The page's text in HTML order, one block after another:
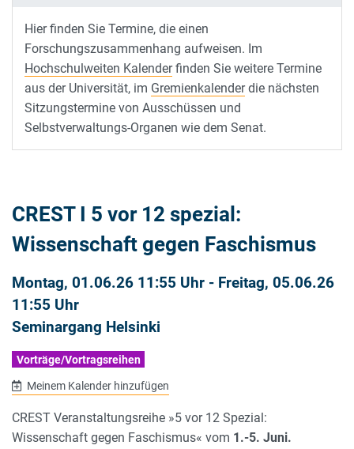
Hier finden Sie Termine, die einen
Forschungszusammenhang aufweisen. Im
Hochschulweiten Kalenderfinden Sie weitere Termine
aus der Universität, im Gremienkalenderdie nächsten
Sitzungstermine von Ausschüssen und
Selbstverwaltungs-Organen wie dem Senat.
CREST I 5 vor 12 spezial:
Wissenschaft gegen Faschismus
Montag, 01.06.26 11:55 Uhr - Freitag, 05.06.26
11:55 Uhr
Seminargang Helsinki
Vorträge/Vortragsreihen
Meinem Kalender hinzufügen
CREST Veranstaltungsreihe »5 vor 12 Spezial:
Wissenschaft gegen Faschismus« vom 1.-5. Juni.